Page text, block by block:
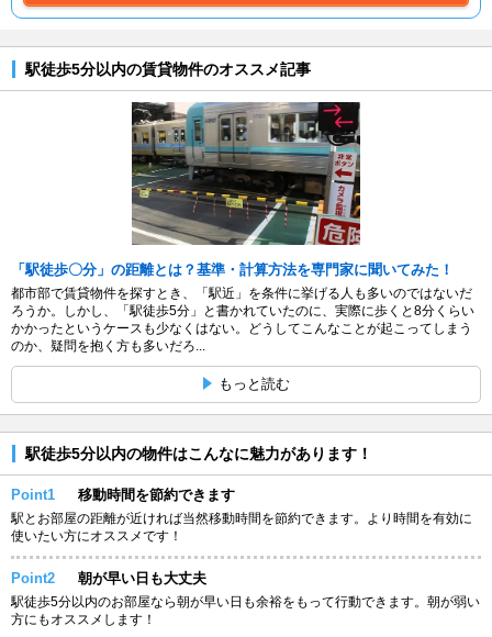
駅徒歩5分以内の賃貸物件のオススメ記事
「駅徒歩〇分」の距離とは？基準・計算方法を専門家に聞いてみた！
都市部で賃貸物件を探すとき、「駅近」を条件に挙げる人も多いのではないだ
ろうか。しかし、「駅徒歩5分」と書かれていたのに、実際に歩くと8分くらい
かかったというケースも少なくはない。どうしてこんなことが起こってしまう
のか、疑問を抱く方も多いだろ...
もっと読む
駅徒歩5分以内の物件はこんなに魅力があります！
Point1 移動時間を節約できます
駅とお部屋の距離が近ければ当然移動時間を節約できます。より時間を有効に
使いたい方にオススメです！
Point2 朝が早い日も大丈夫
駅徒歩5分以内のお部屋なら朝が早い日も余裕をもって行動できます。朝が弱い
方にもオススメします！